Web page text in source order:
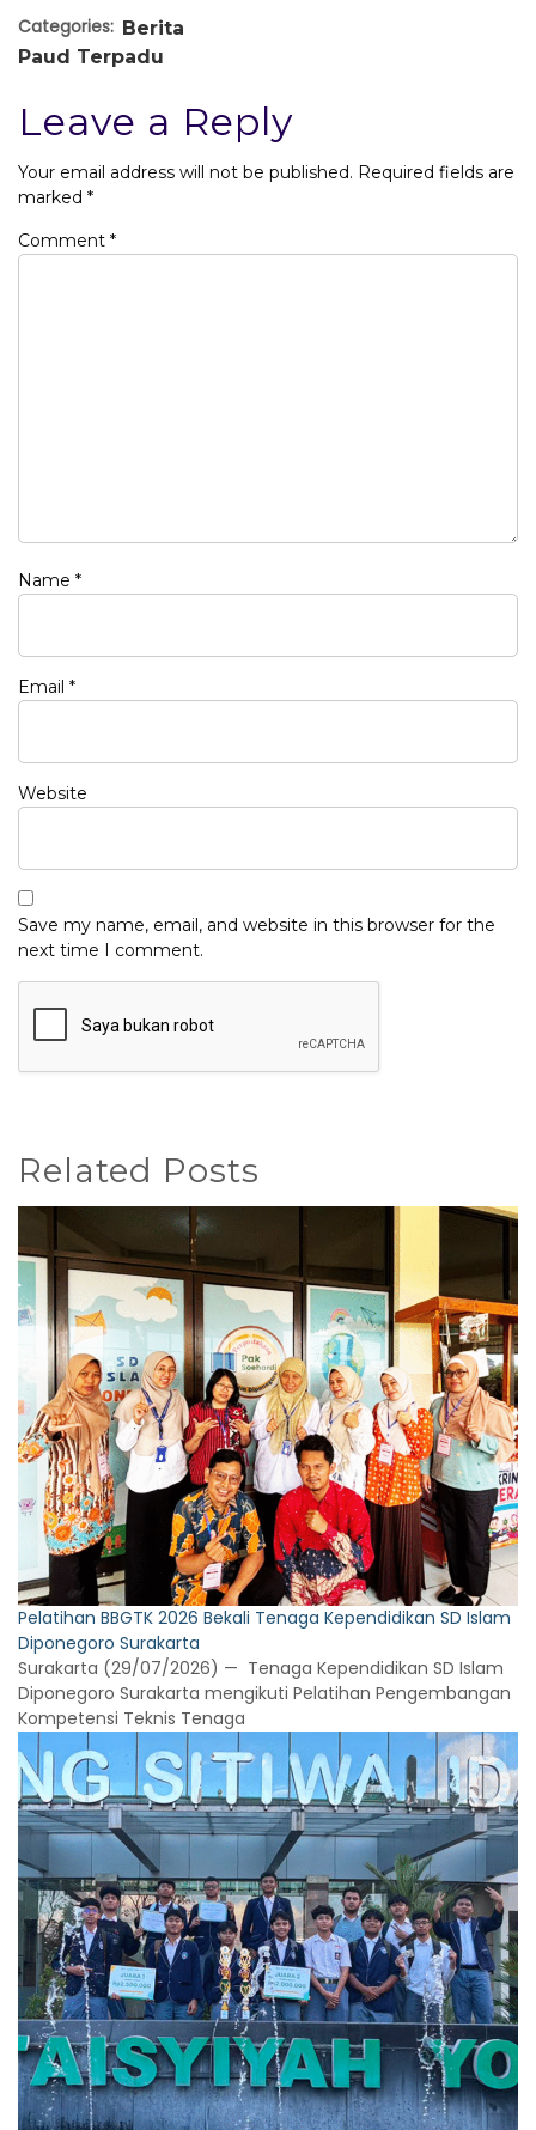
Categories: Berita
Paud Terpadu
Leave a Reply
Your email address will not be published. Required fields are
marked *
Comment *
Name *
Email *
Website
Save my name, email, and website in this browser for the
next time I comment.
Related Posts
Pelatihan BBGTK 2026 Bekali Tenaga Kependidikan SD Islam
Diponegoro Surakarta
Surakarta (29/07/2026) — Tenaga Kependidikan SD Islam
Diponegoro Surakarta mengikuti Pelatihan Pengembangan
Kompetensi Teknis Tenaga